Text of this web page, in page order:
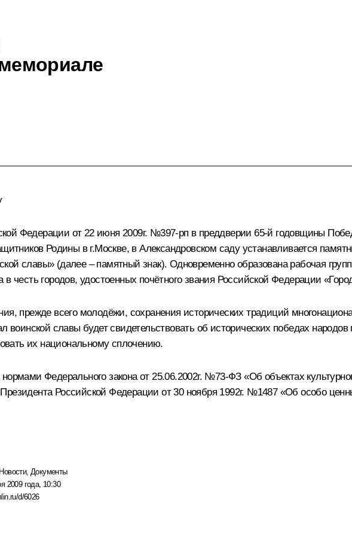
Федерации от 22 июня 2009г. №397-рп в преддверии 65-й годовщины
Родины в г.Москве, в Александровском саду устанавливается
славы» (далее – памятный знак). Одновременно образована рабочая
в честь городов, удостоенных почётного звания Российской Федерации
прежде всего молодёжи, сохранения исторических традиций
славы будет свидетельствовать об исторических победах народов
их национальному сплочению.
Федерального закона от 25.06.2002г. №73-ФЗ «Об объектах
Российской Федерации от 30 ноября 1992г. №1487 «Об особо
Новости,Документы
2009 года, 10:30
d/6026